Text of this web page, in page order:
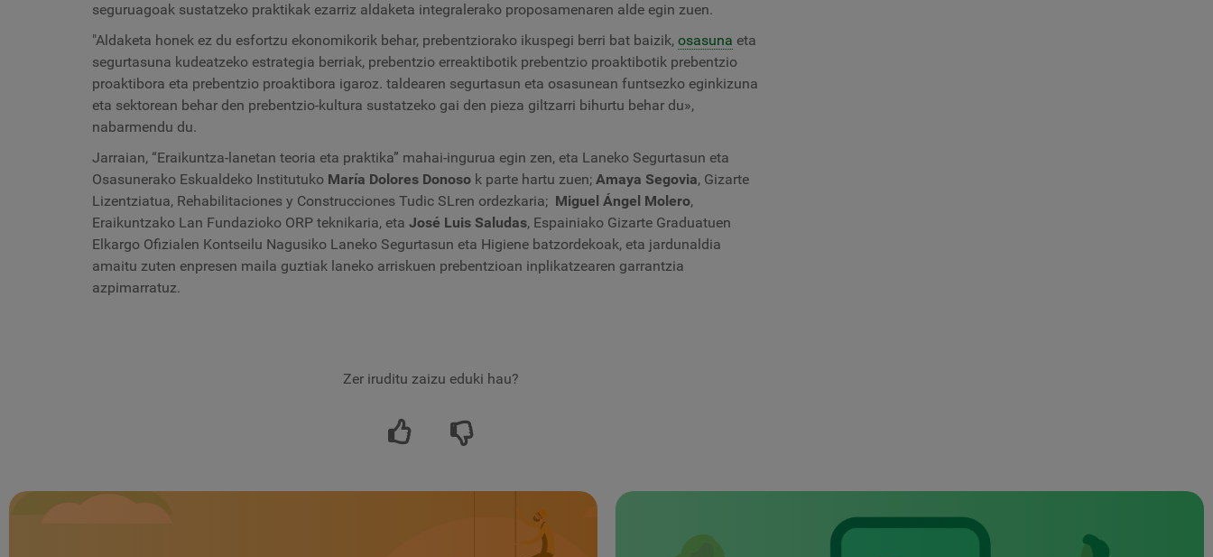
seguruagoak sustatzeko praktikak ezarriz aldaketa integralerako proposamenaren alde egin zuen.
"Aldaketa honek ez du esfortzu ekonomikorik behar, prebentziorako ikuspegi berri bat baizik, osasuna eta
segurtasuna kudeatzeko estrategia berriak, prebentzio erreaktibotik prebentzio proaktibotik prebentzio
proaktibora eta prebentzio proaktibora igaroz. taldearen segurtasun eta osasunean funtsezko eginkizuna
eta sektorean behar den prebentzio-kultura sustatzeko gai den pieza giltzarri bihurtu behar du»,
nabarmendu du.
Jarraian, “Eraikuntza-lanetan teoria eta praktika” mahai-ingurua egin zen, eta Laneko Segurtasun eta
Osasunerako Eskualdeko Institutuko María Dolores Donoso k parte hartu zuen; Amaya Segovia, Gizarte
Lizentziatua, Rehabilitaciones y Construcciones Tudic SLren ordezkaria; Miguel Ángel Molero,
Eraikuntzako Lan Fundazioko ORP teknikaria, eta José Luis Saludas, Espainiako Gizarte Graduatuen
Elkargo Ofizialen Kontseilu Nagusiko Laneko Segurtasun eta Higiene batzordekoak, eta jardunaldia
amaitu zuten enpresen maila guztiak laneko arriskuen prebentzioan inplikatzearen garrantzia
azpimarratuz.
Zer iruditu zaizu eduki hau?